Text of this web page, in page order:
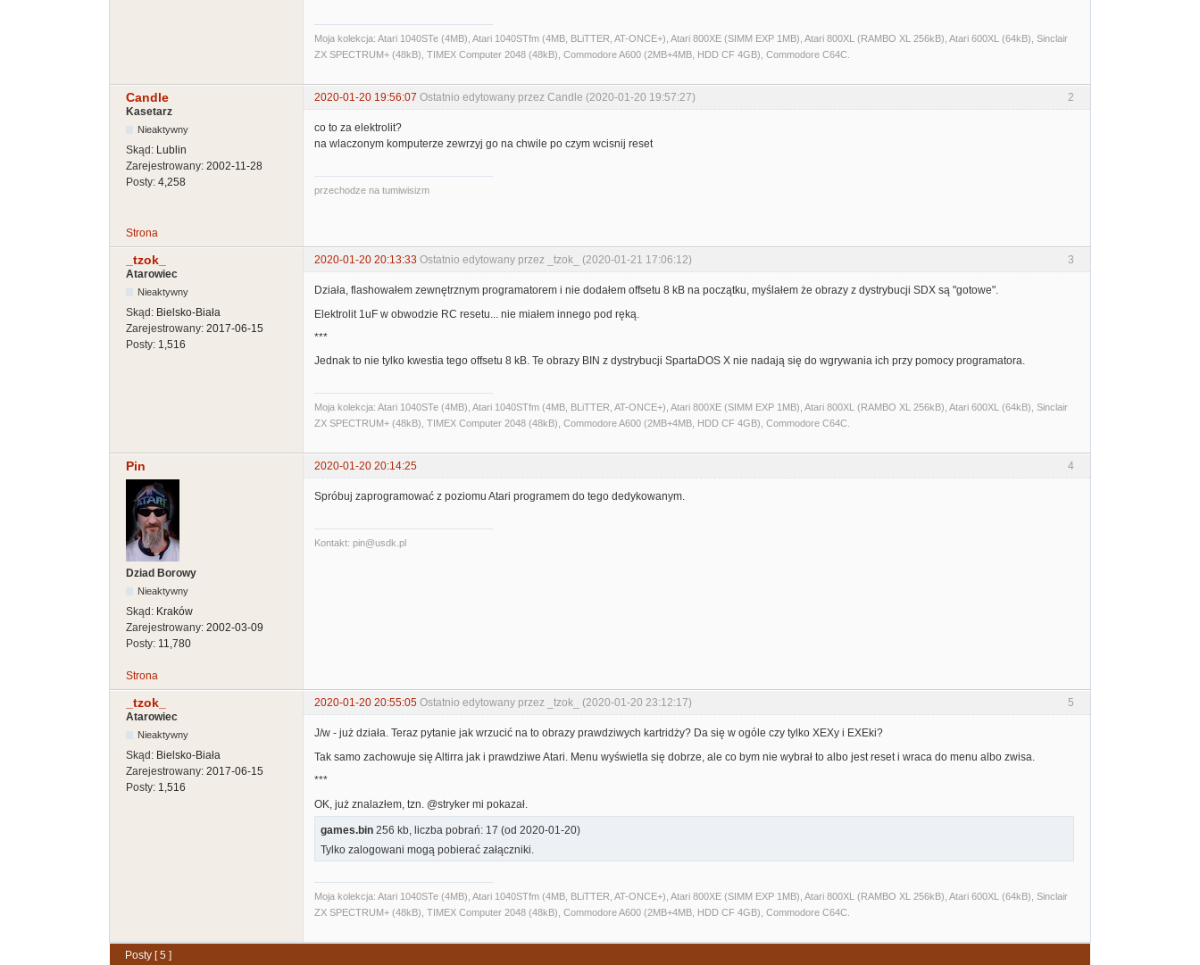
Moja kolekcja: Atari 1040STe (4MB), Atari 1040STfm (4MB, BLiTTER, AT-ONCE+), Atari 800XE (SIMM EXP 1MB), Atari 800XL (RAMBO XL 256kB), Atari 600XL (64kB), Sinclair
ZX SPECTRUM+ (48kB), TIMEX Computer 2048 (48kB), Commodore A600 (2MB+4MB, HDD CF 4GB), Commodore C64C.
2
Candle 2020-01-20 19:56:07 Ostatnio edytowany przez Candle (2020-01-20 19:57:27)
Kasetarz
Nieaktywny
Skąd: Lublin
Zarejestrowany: 2002-11-28
Posty: 4,258
co to za elektrolit?
na wlaczonym komputerze zewrzyj go na chwile po czym wcisnij reset
przechodze na tumiwisizm
Strona
3
_tzok_ 2020-01-20 20:13:33 Ostatnio edytowany przez _tzok_ (2020-01-21 17:06:12)
Atarowiec
Nieaktywny
Skąd: Bielsko-Biała
Zarejestrowany: 2017-06-15
Posty: 1,516
Działa, flashowałem zewnętrznym programatorem i nie dodałem offsetu 8 kB na początku, myślałem że obrazy z dystrybucji SDX są "gotowe".
Elektrolit 1uF w obwodzie RC resetu... nie miałem innego pod ręką.
***
Jednak to nie tylko kwestia tego offsetu 8 kB. Te obrazy BIN z dystrybucji SpartaDOS X nie nadają się do wgrywania ich przy pomocy programatora.
Moja kolekcja: Atari 1040STe (4MB), Atari 1040STfm (4MB, BLiTTER, AT-ONCE+), Atari 800XE (SIMM EXP 1MB), Atari 800XL (RAMBO XL 256kB), Atari 600XL (64kB), Sinclair
ZX SPECTRUM+ (48kB), TIMEX Computer 2048 (48kB), Commodore A600 (2MB+4MB, HDD CF 4GB), Commodore C64C.
4
Pin 2020-01-20 20:14:25
Dziad Borowy
Nieaktywny
Skąd: Kraków
Zarejestrowany: 2002-03-09
Posty: 11,780
Spróbuj zaprogramować z poziomu Atari programem do tego dedykowanym.
Kontakt: pin@usdk.pl
Strona
5
_tzok_ 2020-01-20 20:55:05 Ostatnio edytowany przez _tzok_ (2020-01-20 23:12:17)
Atarowiec
Nieaktywny
Skąd: Bielsko-Biała
Zarejestrowany: 2017-06-15
Posty: 1,516
J/w - już działa. Teraz pytanie jak wrzucić na to obrazy prawdziwych kartridży? Da się w ogóle czy tylko XEXy i EXEki?
Tak samo zachowuje się Altirra jak i prawdziwe Atari. Menu wyświetla się dobrze, ale co bym nie wybrał to albo jest reset i wraca do menu albo zwisa.
***
OK, już znalazłem, tzn. @stryker mi pokazał.
games.bin 256 kb, liczba pobrań: 17 (od 2020-01-20)
Tylko zalogowani mogą pobierać załączniki.
Moja kolekcja: Atari 1040STe (4MB), Atari 1040STfm (4MB, BLiTTER, AT-ONCE+), Atari 800XE (SIMM EXP 1MB), Atari 800XL (RAMBO XL 256kB), Atari 600XL (64kB), Sinclair
ZX SPECTRUM+ (48kB), TIMEX Computer 2048 (48kB), Commodore A600 (2MB+4MB, HDD CF 4GB), Commodore C64C.
Posty [ 5 ]